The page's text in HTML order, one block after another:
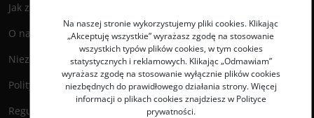
Jak zamawiać?
O nas
Niezbędnik Autora
Polityka prywatności
Regulamin księgarni
Na naszej stronie wykorzystujemy pliki cookies. Klikając
„Akceptuję wszystkie” wyrażasz zgodę na stosowanie
wszystkich typów plików cookies, w tym cookies
statystycznych i reklamowych. Klikając „Odmawiam”
wyrażasz zgodę na stosowanie wyłącznie plików cookies
niezbędnych do prawidłowego działania strony. Więcej
informacji o plikach cookies znajdziesz w Polityce
prywatności.